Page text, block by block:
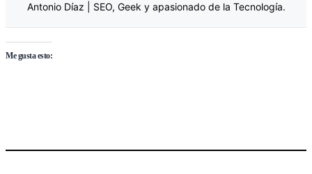
Antonio Díaz | SEO, Geek y apasionado de la Tecnología.
Me gusta esto: